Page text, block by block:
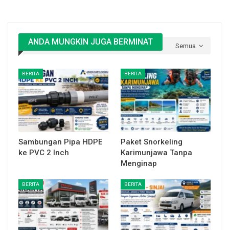
Semua
ANDA MUNGKIN JUGA BERMINAT
BERITA
Sambungan Pipa HDPE
ke PVC 2 Inch
BERITA
Paket Snorkeling
Karimunjawa Tanpa
Menginap
BERITA BERITA